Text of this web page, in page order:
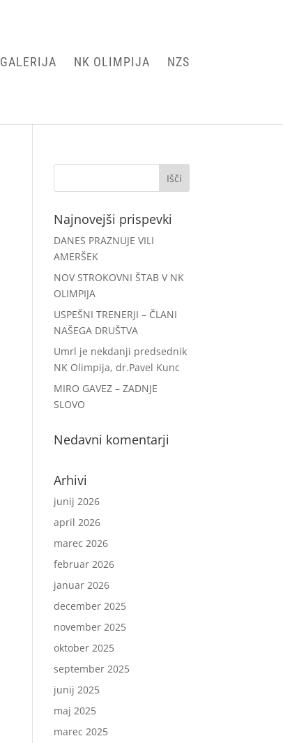
GALERIJA NK OLIMPIJA NZS
Najnovejši prispevki
DANES PRAZNUJE VILI
AMERŠEK
NOV STROKOVNI ŠTAB V NK
OLIMPIJA
USPEŠNI TRENERJI – ČLANI
NAŠEGA DRUŠTVA
Umrl je nekdanji predsednik
NK Olimpija, dr.Pavel Kunc
MIRO GAVEZ – ZADNJE
SLOVO
Nedavni komentarji
Arhivi
junij 2026
april 2026
marec 2026
februar 2026
januar 2026
december 2025
november 2025
oktober 2025
september 2025
junij 2025
maj 2025
marec 2025